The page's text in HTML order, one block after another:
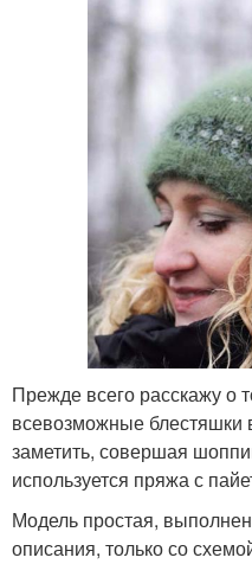
Прежде всего расскажу о
всевозможные
заметить, совершая
используется пряжа с
Модель простая,
описания, только со